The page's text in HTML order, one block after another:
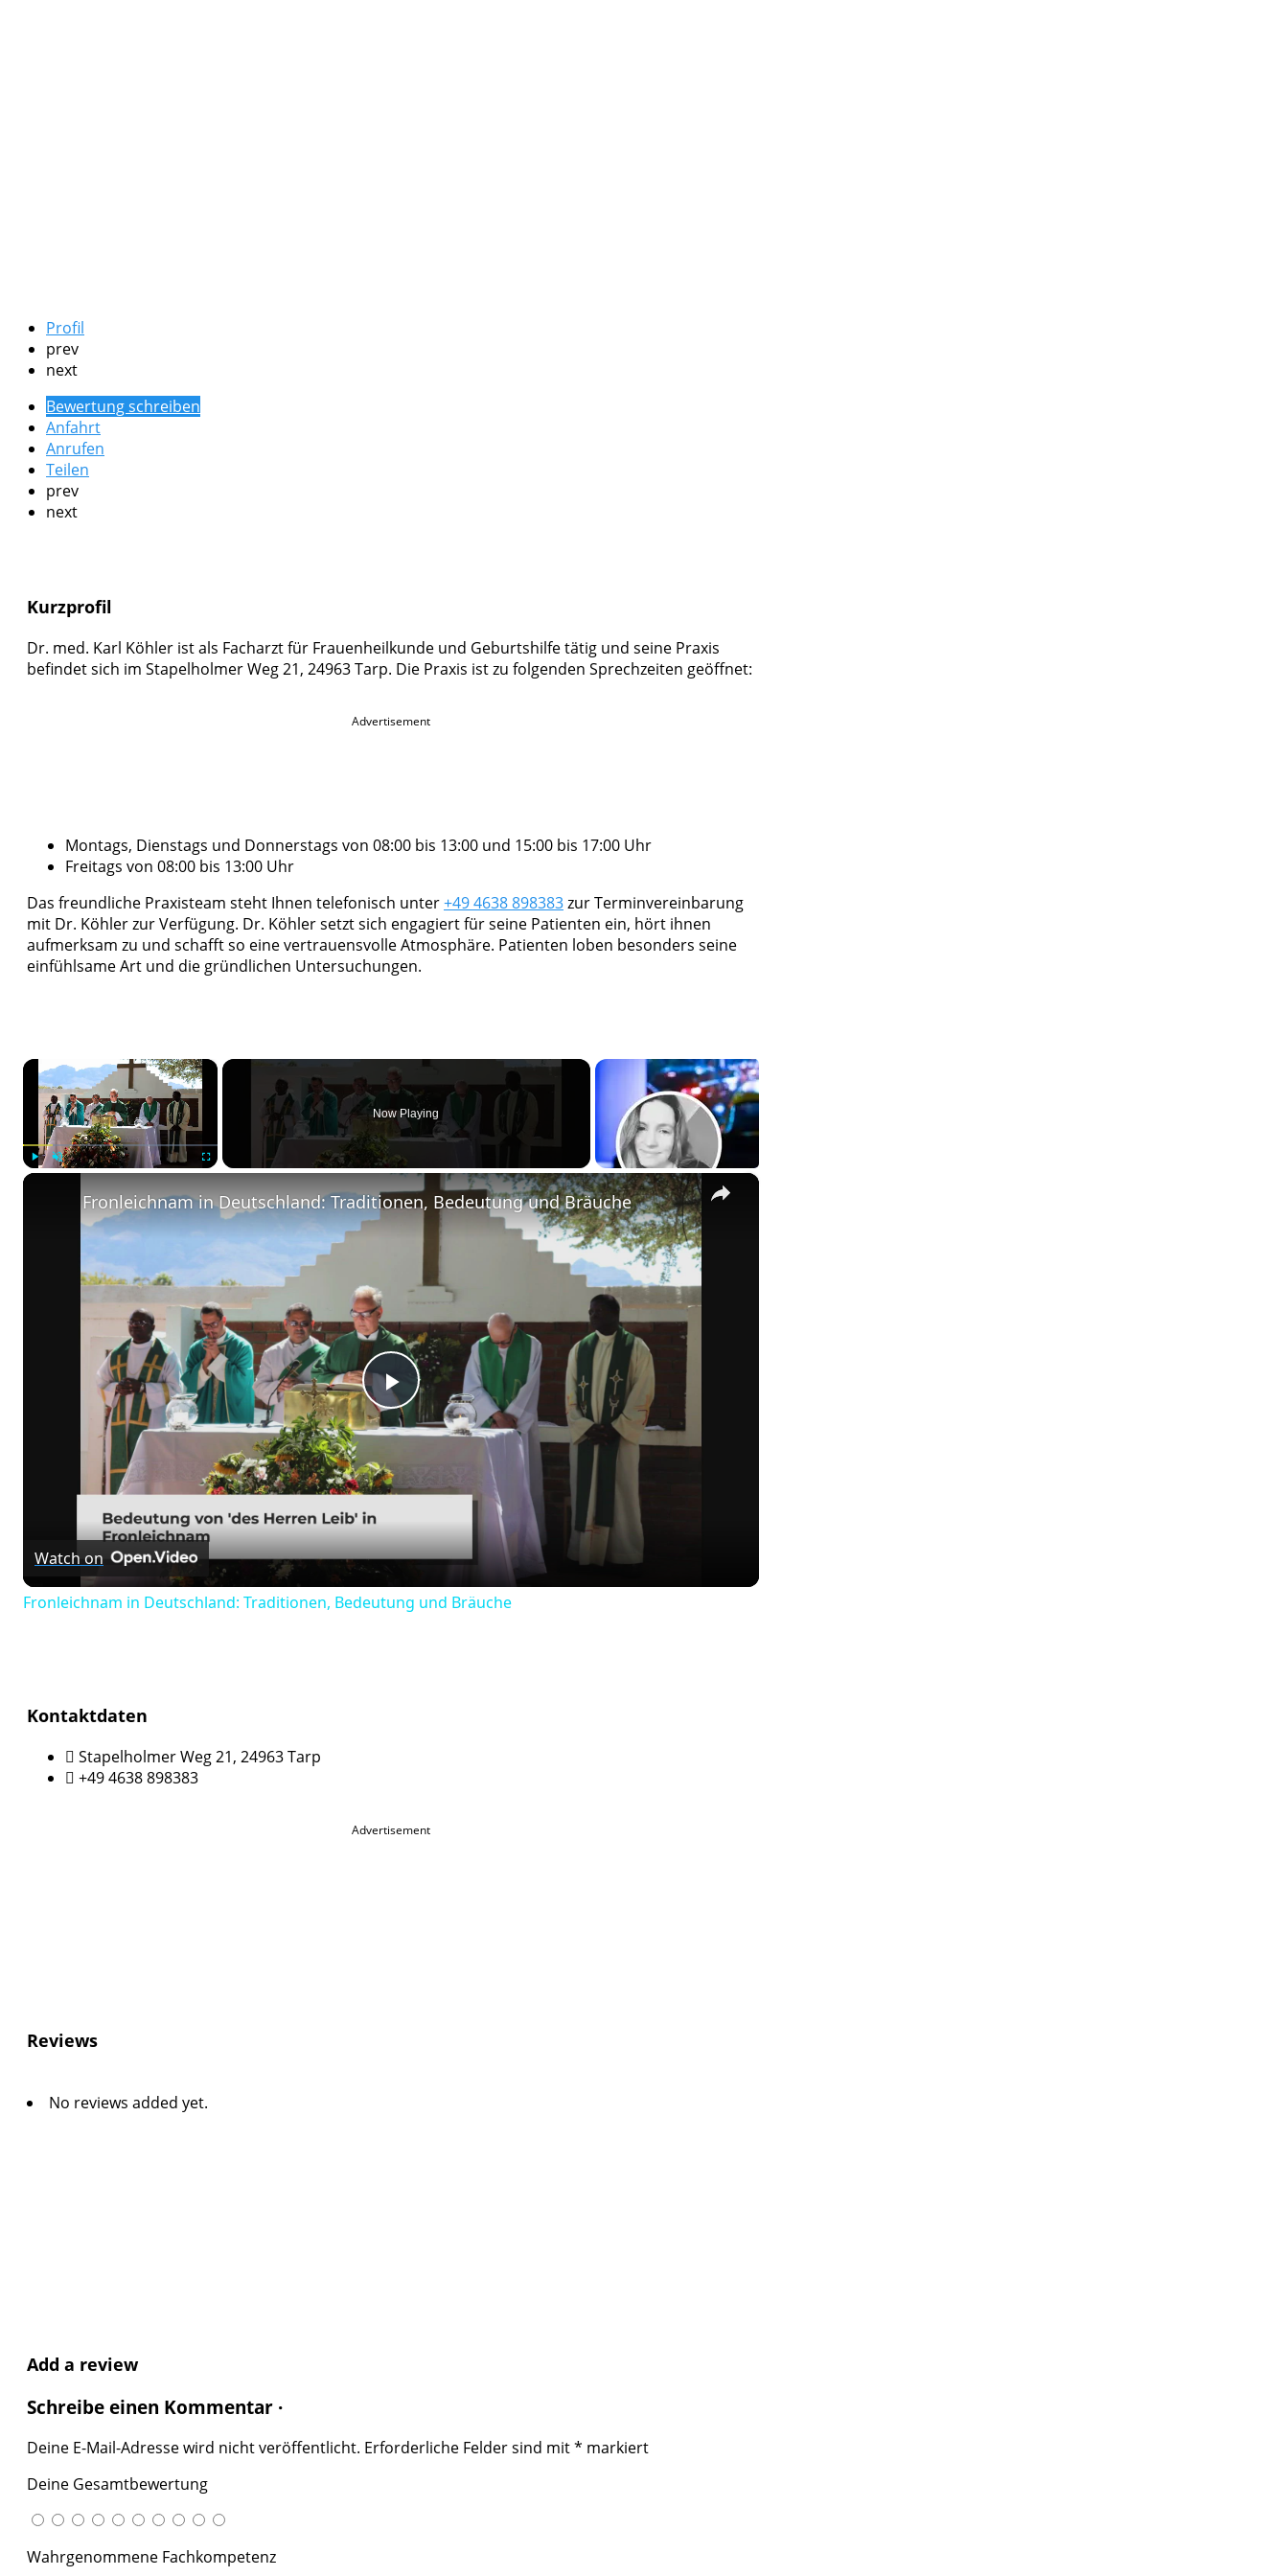
Profil
prev
next
Bewertung schreiben
Anfahrt
Anrufen
Teilen
prev
next
Kurzprofil
Dr. med. Karl Köhler ist als Facharzt für Frauenheilkunde und Geburtshilfe tätig und seine Praxis
befindet sich im Stapelholmer Weg 21, 24963 Tarp. Die Praxis ist zu folgenden Sprechzeiten geöffnet:
Advertisement
Montags, Dienstags und Donnerstags von 08:00 bis 13:00 und 15:00 bis 17:00 Uhr
Freitags von 08:00 bis 13:00 Uhr
Das freundliche Praxisteam steht Ihnen telefonisch unter+49 4638 898383zur Terminvereinbarung
mit Dr. Köhler zur Verfügung. Dr. Köhler setzt sich engagiert für seine Patienten ein, hört ihnen
aufmerksam zu und schafft so eine vertrauensvolle Atmosphäre. Patienten loben besonders seine
einfühlsame Art und die gründlichen Untersuchungen.
×
Now Playing
Play
Video
Fronleichnam in Deutschland: Traditionen, Bedeutung und Bräuche
Watch on
Fronleichnam in Deutschland: Traditionen, Bedeutung und Bräuche
Kontaktdaten
Stapelholmer Weg 21, 24963 Tarp
+49 4638 898383
Advertisement
Reviews
No reviews added yet.
Add a review
Schreibe einen Kommentar ·
Deine E-Mail-Adresse wird nicht veröffentlicht. Erforderliche Felder sind mit* markiert
Deine Gesamtbewertung
Wahrgenommene Fachkompetenz